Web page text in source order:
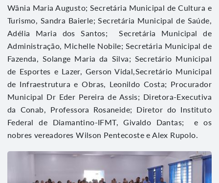
Wânia Maria Augusto; Secretária Municipal de Cultura e
Turismo, Sandra Baierle; Secretária Municipal de Saúde,
Adélia Maria dos Santos; Secretária Municipal de
Administração, Michelle Nobile; Secretária Municipal de
Fazenda, Solange Maria da Silva; Secretário Municipal
de Esportes e Lazer, Gerson Vidal,Secretário Municipal
de Infraestrutura e Obras, Leonildo Costa; Procurador
Municipal Dr Eder Pereira de Assis; Diretora-Executiva
da Conab, Professora Rosaneide; Diretor do Instituto
Federal de Diamantino-IFMT, Givaldo Dantas; e os
nobres vereadores Wilson Pentecoste e Alex Rupolo.